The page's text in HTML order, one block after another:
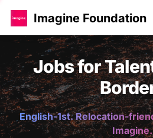
Imagine Foundation
Jobs for
English-1st. Relocation-
Imagine.